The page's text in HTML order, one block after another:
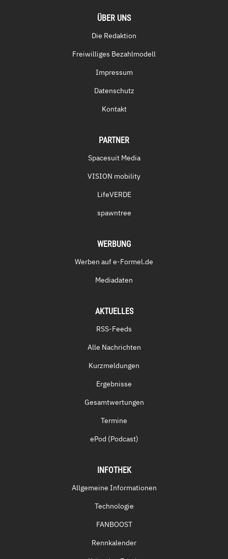
ÜBER UNS
Die Redaktion
Freiwilliges Bezahlmodell
Impressum
Datenschutz
Kontakt
PARTNER
Spacesuit Media
VISION mobility
LifeVERDE
spawntree
WERBUNG
Werben auf e-Formel.de
Mediadaten
AKTUELLES
RSS-Feeds
Alle Nachrichten
Kurzmeldungen
Ergebnisse
Gesamtwertungen
Termine
ePod (Podcast)
INFOTHEK
Allgemeine Informationen
Technologie
FANBOOST
Rennkalender